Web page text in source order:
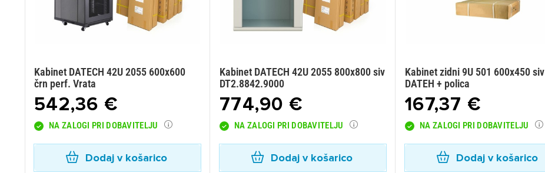
Kabinet DATECH 42U 2055 600x600
črn perf. Vrata
542,36 €
NA ZALOGI PRI DOBAVITELJU
Dodaj v košarico
Kabinet DATECH 42U 2055 800x800 siv
DT2.8842.9000
774,90 €
NA ZALOGI PRI DOBAVITELJU
Dodaj v košarico
Kabinet zidni 9U 501 600x450 siv
DATEH + polica
167,37 €
NA ZALOGI PRI DOBAVITELJU
Dodaj v košarico